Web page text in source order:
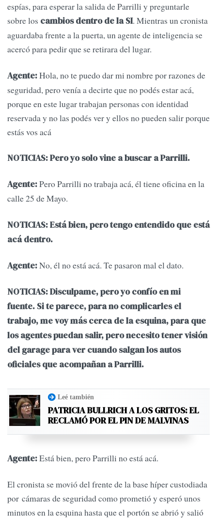
espías, para esperar la salida de Parrilli y preguntarle
sobre los cambios dentro de la SI. Mientras un cronista
aguardaba frente a la puerta, un agente de inteligencia se
acercó para pedir que se retirara del lugar.
Agente:Hola, no te puedo dar mi nombre por razones de
seguridad, pero venía a decirte que no podés estar acá,
porque en este lugar trabajan personas con identidad
reservada y no las podés ver y ellos no pueden salir porque
estás vos acá
NOTICIAS: Pero yo solo vine a buscar a Parrilli.
Agente:Pero Parrilli no trabaja acá, él tiene oficina en la
calle 25 de Mayo.
NOTICIAS: Está bien, pero tengo entendido que está
acá dentro.
Agente:No, él no está acá. Te pasaron mal el dato.
NOTICIAS: Disculpame, pero yo confío en mi
fuente. Si te parece, para no complicarles el
trabajo, me voy más cerca de la esquina, para que
los agentes puedan salir, pero necesito tener visión
del garage para ver cuando salgan los autos
oficiales que acompañan a Parrilli.
Leé también
PATRICIA BULLRICH A LOS GRITOS: EL
RECLAMÓ POR EL PIN DE MALVINAS
Agente:Está bien, pero Parrilli no está acá.
El cronista se movió del frente de la base híper custodiada
por cámaras de seguridad como prometió y esperó unos
minutos en la esquina hasta que el portón se abrió y salió